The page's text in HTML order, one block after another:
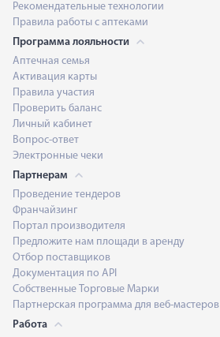
Рекомендательные технологии
Правила работы с аптеками
Программа лояльности
Аптечная семья
Активация карты
Правила участия
Проверить баланс
Личный кабинет
Вопрос-ответ
Электронные чеки
Партнерам
Проведение тендеров
Франчайзинг
Портал производителя
Предложите нам площади в аренду
Отбор поставщиков
Документация по API
Собственные Торговые Марки
Партнерская программа для веб-мастеров
Работа